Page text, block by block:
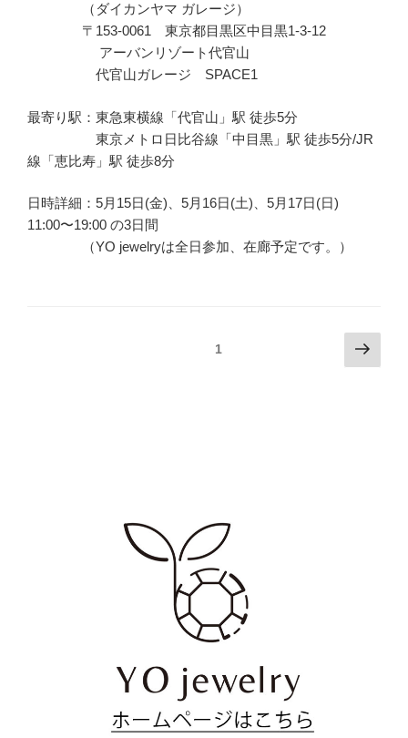
（ダイカンヤマ ガレージ）
〒153-0061 東京都目黒区中目黒1-3-12
アーバンリゾート代官山
代官山ガレージ SPACE1
最寄り駅：東急東横線「代官山」駅 徒歩5分
東京メトロ日比谷線「中目黒」駅 徒歩5分/JR
線「恵比寿」駅 徒歩8分
日時詳細：5月15日(金)、5月16日(土)、5月17日(日)
11:00〜19:00 の3日間
（YO jewelryは全日参加、在廊予定です。）
1
次
の